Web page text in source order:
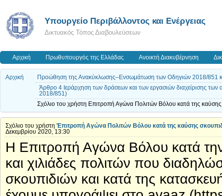
Yπουργείο Περιβάλλοντος και Ενέργειας
Δικτυακός Τόπος Διαβουλεύσεων
Αρχική Πρωθυπουργός της Ελλάδας Ανοικτή Διακυβέρνηση
Αρχική
Προώθηση της Ανακύκλωσης–Ενσωμάτωση των Οδηγιών 2018/851
Άρθρο 4 Ιεράρχηση των δράσεων και των εργασιών διαχείρισης
2018/851)
Σχόλιο του χρήστη Επιτροπή Αγώνα Πολιτών Βόλου κατά της
Σχόλιο του χρήστη 'Επιτροπή Αγώνα Πολιτών Βόλου κατά της καύσης
Δεκεμβρίου 2020, 13:30
Η Επιτροπή Αγώνα Βόλου κατά την καύση σκουπιδιών από την ΑΓΕΤ καθώς και χιλιάδες πολιτών που διαδηλώσαμε στον Βόλο κατά της καύσης σκουπιδιών και κατά της κατασκευής του εργοστασίου παραγωγής SRF κι έχουμε υπογράψει στο avaaz (https://bit.ly/2VleVI2) είμαστε αντίθετοι σε πολλά σημεία του νομοσχεδίου που αυτοαποκαλείται ψευδώς “για την ανακύκλωση”. Αρχικώς να καταγγείλουμε τη σύνθετη μορφή του νομοσχεδίου που το καθιστά δυσνόητο για τους πολίτες, που θα ήθελαν να εκφράσουν την άποψή τους. Επιπλέον, καταγγέλουμε το γεγονός ότι εν μέσω καραντίνας τίθεται σε διαβούλευση για τόσο μικρό χρονικό διάστημα ένα τόσο σοβαρό νομοσχέδιο. Κατά δεύτερον, θεωρούμε ότι πρόκειται για μία κατ' επίφαση προσπάθεια της κυβέρνησης να προωθήσει την ανακύκλωση και την επαναχρησιμοποίηση υιοθετώντας κάποια στοιχεία της παγκόσμιας πρακτικής του Zero Waste. Στην πραγματικότητα πρόκειται για την νομιμοποίηση της καύσης αποβλήτων πασπαλισμένη με ολίγη χρυσόσκονη προκειμένου οι πολίτες να καταπιούμε αμάσητο το καταστρεπτικό χάπι της καύσης αποβλήτων. Η αντίθεσή μας στηρίζεται στα εξής επιχειρήματα αναφορικά με το συνολικό νομοσχέδιο και τα συγκεκριμένα άρθρα: 1. ΑΡΘΡΟ 4: Αναφέρεται ότι στη διαχείριση των αποβλήτων ισχύει κατά προτεραιότητα η γνωστή ιεράρχηση όσον αφορά στα απόβλητα:α) πρόληψη,β) προετοιμασία για επαναχρησιμοποίηση,γ) ανακύκλωση,δ) άλλου είδους ανάκτηση, όπως ανάκτηση ενέργειας, καιε) διάθεση και ότι κατά την εφαρμογή της λαμβάνονται μέτρα, τα οποία προωθούν εναλλακτικές δυνατότητες που παράγουν το καλύτερο, από περιβαλλοντικής απόψεως, αποτέλεσμα. Για το σκοπό αυτόν, ενδέχεται να απαιτείται η παρέκκλιση από την ιεράρχηση για ορισμένα ειδικά ρεύματα αποβλήτων, εφόσον αυτό δικαιολογείται από τον κύκλο ζωής των προϊόντων, λαμβάνοντας υπόψη τις γενικές αρχές περί προστασίας του περιβάλλοντος, της προφύλαξης και της αειφορίας, του τεχνικώς εφικτού και της οικονομικής βιωσιμότητας, της προστασίας των πόρων, καθώς και ο συνολικός αντίκτυπος στο περιβάλλον, την ανθρώπινη υγεία, την οικονομία και την κοινωνία Η βασική ένσταση που δημιουργείται είναι: Πώς γίνεται η κυβέρνηση να δηλώνει ότι προωθεί την ανακύκλωση και την επαναχρησιμοποίησή τους και παράλληλα να φτιάχνει μονάδες ή να προωθεί την καύση των απορρριμμάτων και μάλιστα με οικονομικά κίνητρα; Είναι γνωστό τοις πάσοι ότι η καύση αποβλήτων, όπου εφαρμόζεται, ακυρώνει ή μειώνει τα ποσοστά της ανακύκλωσης. Επιπροσθέτως, η αναφορά στην παρέκκλιση αφήνει “παραθυράκια” για την κατάργηση της ιεραρχίας και την νομιμοποίηση της καύσης ξεκάθαρα. Ακόμη, πώς προστατεύεται η υγεία και το περιβάλλον όταν: α. Πολλές επιδημιολογικές μελέτες αναφέρουν επιπτώσεις στην υγεία όσων κατοικούν κοντά σε αποτεφρωτήρες, ενώ συγκεκριμένες διοξίνες και φουράνια, που αποδεδειγμένα εκλύονται από την καύση σκουπιδιών είναι καρκινογόνες ουσίες σύμφωνα με την International Agency for Research on Cancer του Παγκόσμιου Οργανισμού Υγείας (Agents Classified by the IARC Monographs, Volumes 1–127); Σύμφωνα με την ΕΛΛΗΝΙΚΗ ΕΤΑΙΡΕΙΑ ΥΓΕΙΑΣ ΚΑΙ ΠΕΡΙΒΑΛΛΟΝΤΟΣ, “Η έκθεση του πληθυσμού στις εκπομπές εργοστασίων καύσης απορριμμάτων γίνεται είτε απευθείας μέσω της αναπνευστικής οδού και με τη μεταφορά των αερολυμάτων τόσο σε κοντινές όσο και σε πιο μακρινές περιοχές ανάλογα με τα τεχνικά χαρακτηριστικά του εργοστασίου και τις μετεωρολογικές συνθήκες, αλλά και μέσω της διατροφικής οδού από την επιμόλυνση των γύρω υδάτινων περιοχών και καλλιεργειών. Οι επιδημιολογικές μελέτες που έχουν γίνει ειδικά σε περιοχές που λειτουργούν εργοστάσια καύσης απορριμμάτων είναι λίγες, και διερευνούν κυρίως τη σχέση με την εμφάνιση διαφόρων μορφών καρκίνου και προβλήματα στη κύηση και στα νεογνά (Hu et al 2001, Tait et al 2020). Επιπρόσθετα, οι καλής ποιότητας, διαθέσιμες μελέτες υποστηρίζουν επιβαρυντικές σχέσεις με την εμφάνιση γενετικών ανωμαλιών (Ashworth et al 2014). Σε κάθε περίπτωση η έλλειψη δεδομένων, δεν συνεπάγεται την απουσία βλαπτικών επιδράσεων και η πολιτεία οφείλει να προχωράει με γνώμονα την «αρχή της προφύλαξης» της δημόσιας Υγείας (precautionary principle), εφόσον είναι γνωστό ότι οι εκπεμπόμενοι ρύποι έχουν επιβλαβείς επιδράσεις στην υγεία όπου απαντώνται ακόμα και σε χαμηλές συγκεντρώσεις.Για τους παραπάνω λόγους, η Ελληνική Εταιρεία Υγείας και Περιβάλλοντος θεωρεί ότι η προώθηση της καύσης απορριμμάτων ως το μέσο διαχείρισης των αποβλήτων αποτελεί επισφαλή λύση για τη Δημόσια Υγεία, ιδιαίτερα όταν δεν έχει δοθεί